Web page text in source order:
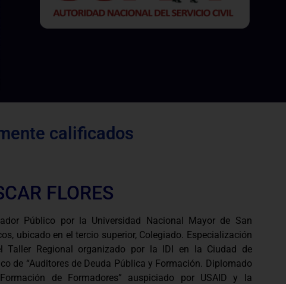
calificados
FLORES
Público por la Universidad Nacional Mayor de San
ubicado en el tercio superior, Colegiado. Especialización
Taller Regional organizado por la IDI en la Ciudad de
de “Auditores de Deuda Pública y Formación. Diplomado
de Formadores” auspiciado por USAID y la